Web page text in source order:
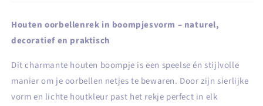
Houten oorbellenrek in boompjesvorm – naturel,
decoratief en praktisch
Dit charmante houten boompje is een speelse én stijlvolle
manier om je oorbellen netjes te bewaren. Door zijn sierlijke
vorm en lichte houtkleur past het rekje perfect in elk